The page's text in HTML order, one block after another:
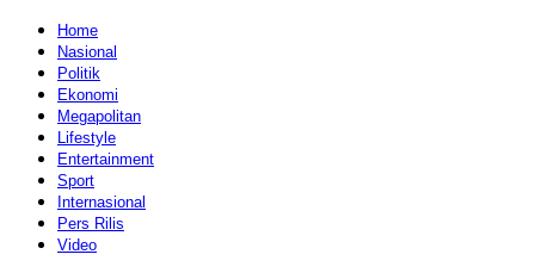
Home
Nasional
Politik
Ekonomi
Megapolitan
Lifestyle
Entertainment
Sport
Internasional
Pers Rilis
Video